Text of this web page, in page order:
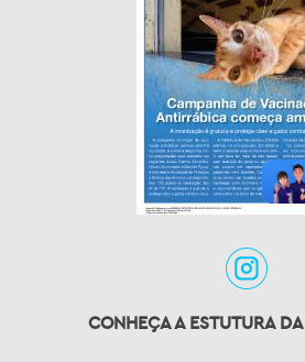
CONHEÇA A ESTUTURA